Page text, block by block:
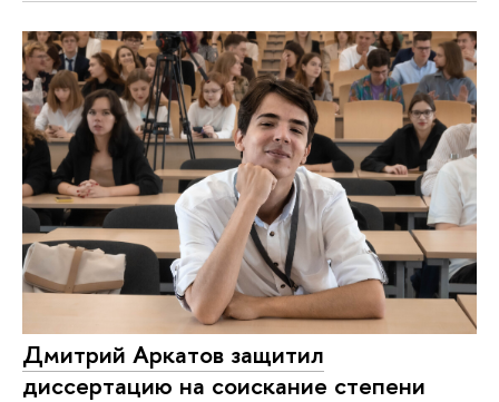
Дмитрий Аркатов защитил
диссертацию на соискание степени